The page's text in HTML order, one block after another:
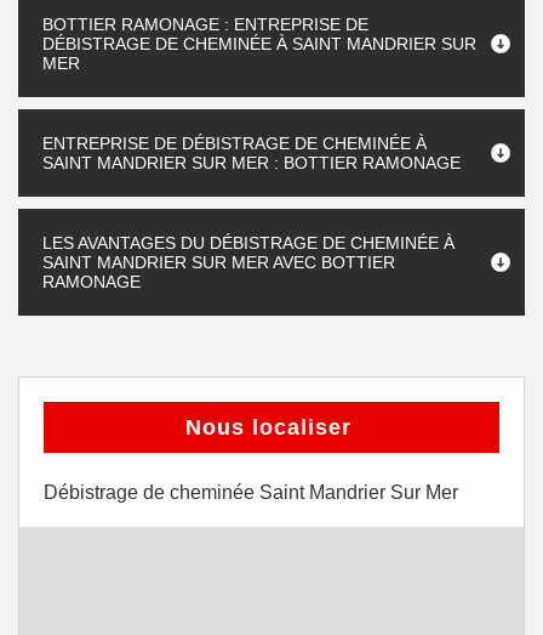
BOTTIER RAMONAGE : ENTREPRISE DE
DÉBISTRAGE DE CHEMINÉE À SAINT MANDRIER SUR
MER
ENTREPRISE DE DÉBISTRAGE DE CHEMINÉE À
SAINT MANDRIER SUR MER : BOTTIER RAMONAGE
LES AVANTAGES DU DÉBISTRAGE DE CHEMINÉE À
SAINT MANDRIER SUR MER AVEC BOTTIER
RAMONAGE
Nous localiser
Débistrage de cheminée Saint Mandrier Sur Mer